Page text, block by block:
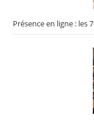
Présence en ligne :